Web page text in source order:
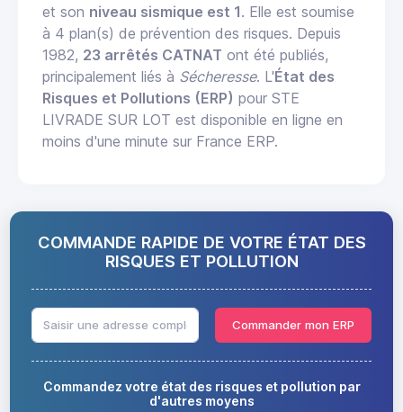
et son niveau sismique est 1. Elle est soumise
à 4 plan(s) de prévention des risques. Depuis
1982, 23 arrêtés CATNAT ont été publiés,
principalement liés à Sécheresse. L'État des
Risques et Pollutions (ERP) pour STE
LIVRADE SUR LOT est disponible en ligne en
moins d'une minute sur France ERP.
COMMANDE RAPIDE DE VOTRE ÉTAT DES
RISQUES ET POLLUTION
Commander mon ERP
Commandez votre état des risques et pollution par
d'autres moyens